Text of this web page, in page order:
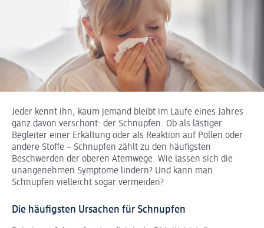
Jeder kennt ihn, kaum jemand bleibt im Laufe eines Jahres
ganz davon verschont: der Schnupfen. Ob als lästiger
Begleiter einer Erkältung oder als Reaktion auf Pollen oder
andere Stoffe – Schnupfen zählt zu den häufigsten
Beschwerden der oberen Atemwege. Wie lassen sich die
unangenehmen Symptome lindern? Und kann man
Schnupfen vielleicht sogar vermeiden?
Die häufigsten Ursachen für Schnupfen